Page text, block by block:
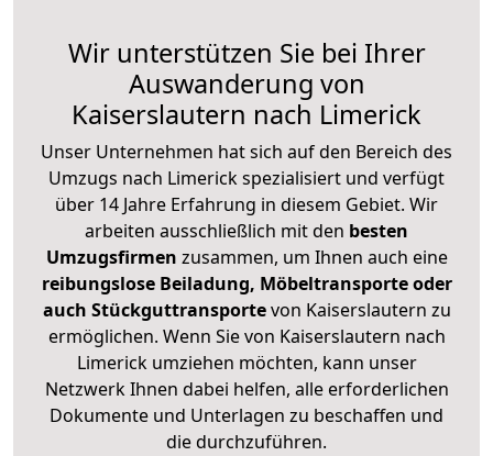
Wir unterstützen Sie bei Ihrer
Auswanderung von
Kaiserslautern nach Limerick
Unser Unternehmen hat sich auf den Bereich des
Umzugs nach Limerick spezialisiert und verfügt
über 14 Jahre Erfahrung in diesem Gebiet. Wir
arbeiten ausschließlich mit den besten
Umzugsfirmen zusammen, um Ihnen auch eine
reibungslose Beiladung, Möbeltransporte oder
auch Stückguttransportevon Kaiserslautern zu
ermöglichen. Wenn Sie von Kaiserslautern nach
Limerick umziehen möchten, kann unser
Netzwerk Ihnen dabei helfen, alle erforderlichen
Dokumente und Unterlagen zu beschaffen und
die durchzuführen.